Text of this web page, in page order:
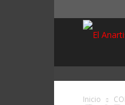
Inicio